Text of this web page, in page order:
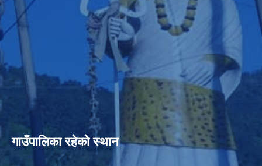
गाउँपालिका रहेको स्थान